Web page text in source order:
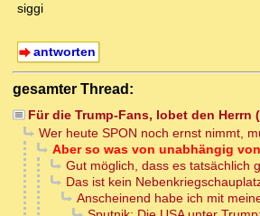
siggi
antworten
gesamter Thread:
Für die Trump-Fans, lobet den Herrn
Wer heute SPON noch ernst nimmt,
Aber so was von unabhängig
Gut möglich, dass es tatsächlich
Das ist kein
Anscheinend habe ich mit